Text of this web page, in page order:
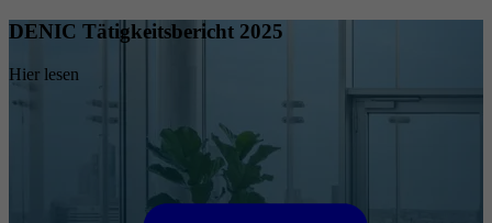
DENIC Tätigkeitsbericht 2025
Hier lesen